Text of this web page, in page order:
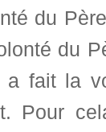
du
du
a fait la
Pour